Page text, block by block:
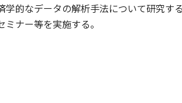
学的なデータの解析手法について研究す
ナー等を実施する。